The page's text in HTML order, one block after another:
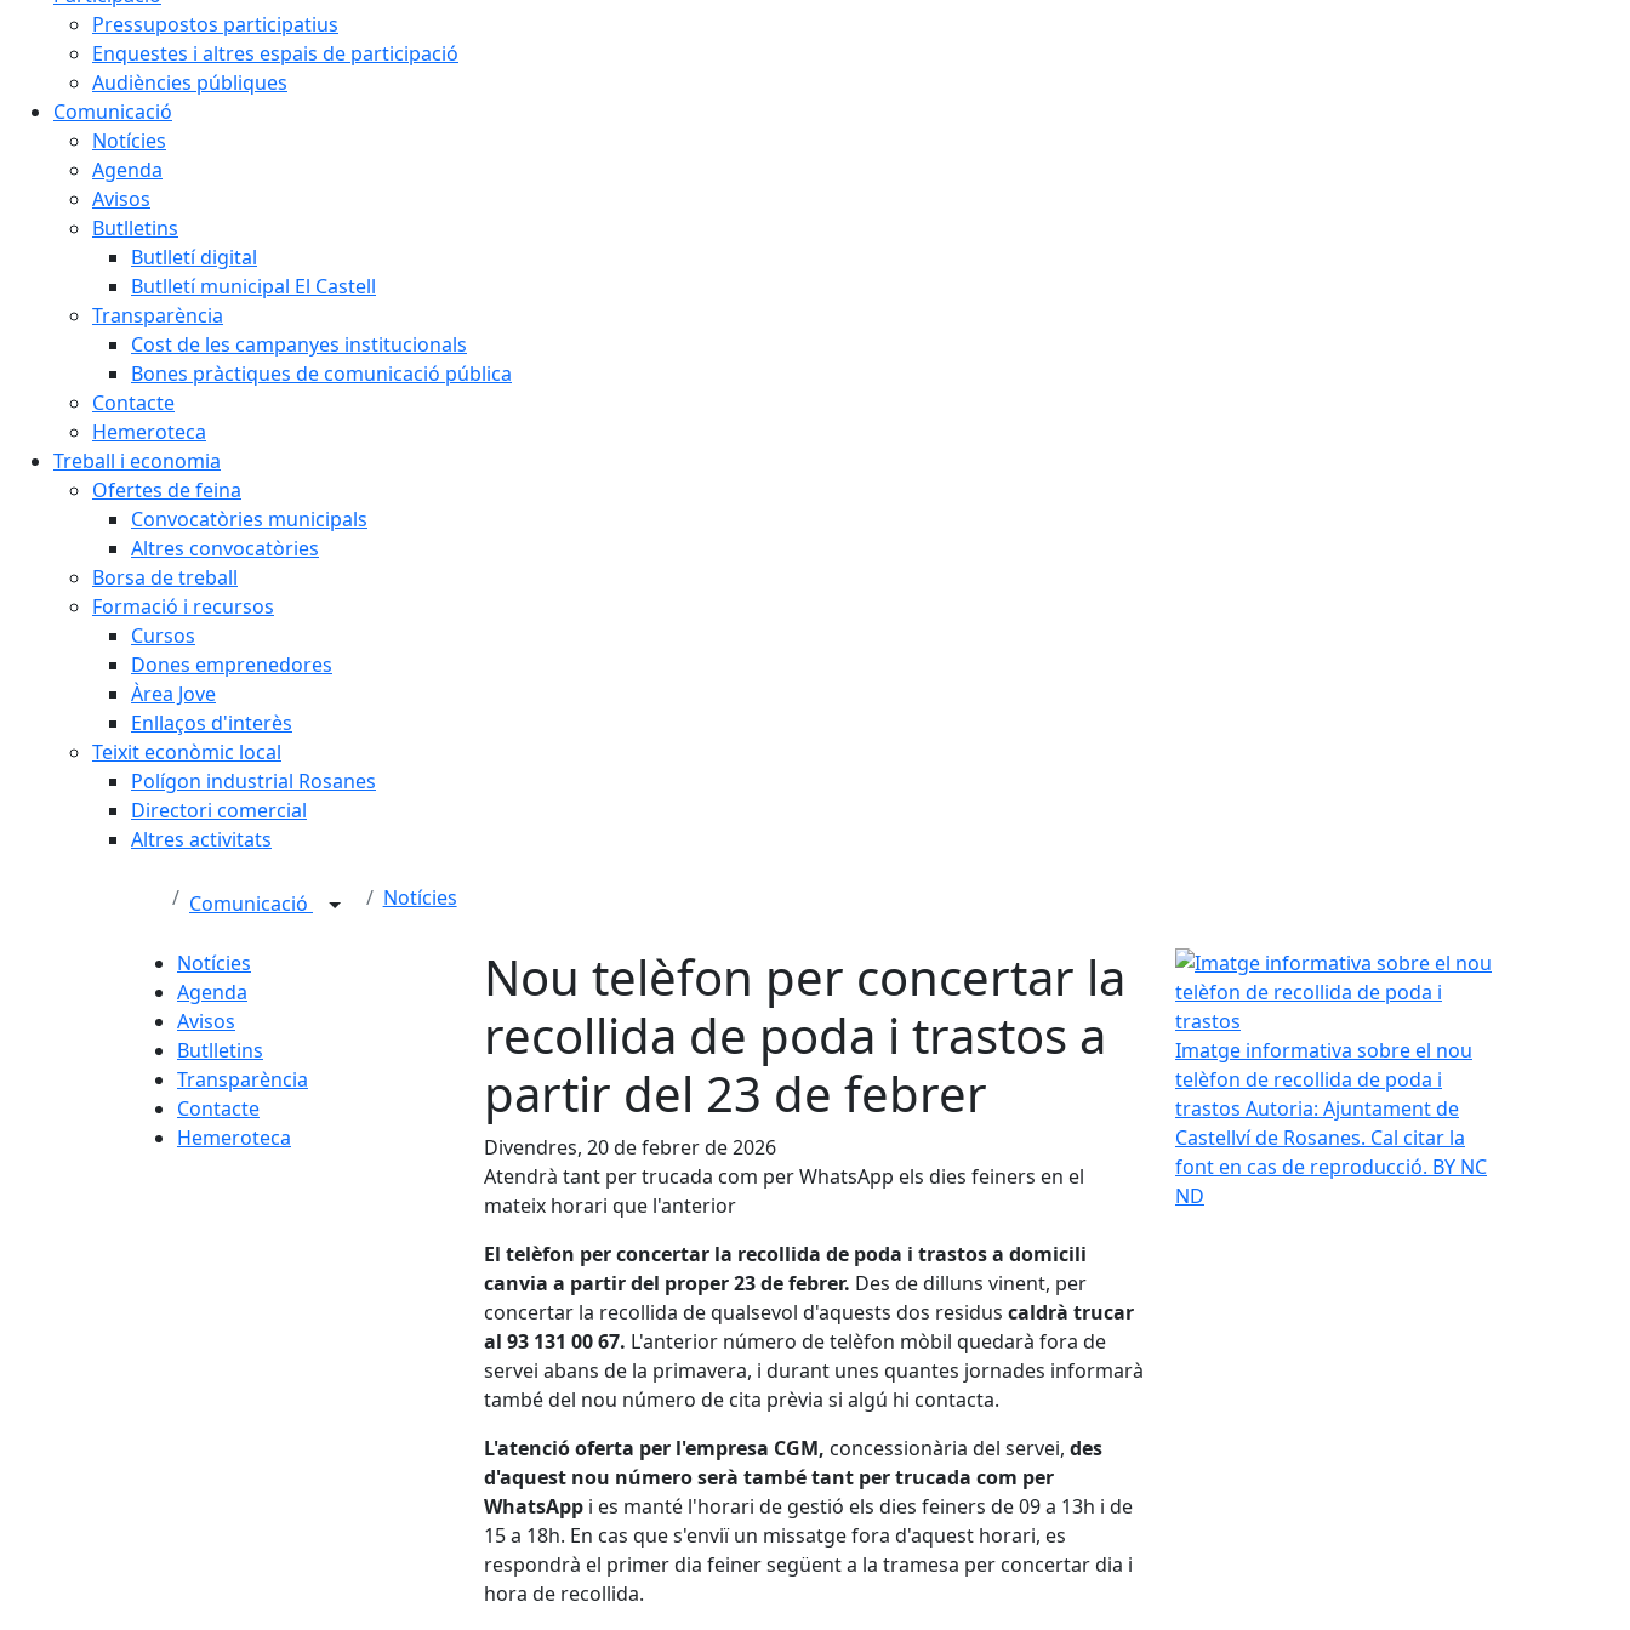
Pressupostos participatius
Enquestes i altres espais de participació
Audiències públiques
Comunicació
Notícies
Agenda
Avisos
Butlletins
Butlletí digital
Butlletí municipal El Castell
Transparència
Cost de les campanyes institucionals
Bones pràctiques de comunicació pública
Contacte
Hemeroteca
Treball i economia
Ofertes de feina
Convocatòries municipals
Altres convocatòries
Borsa de treball
Formació i recursos
Cursos
Dones emprenedores
Àrea Jove
Enllaços d'interès
Teixit econòmic local
Polígon industrial Rosanes
Directori comercial
Altres activitats
Comunicació Notícies
Notícies
Agenda
Avisos
Butlletins
Transparència
Contacte
Hemeroteca
Nou telèfon per concertar la
recollida de poda i trastos a
partir del 23 de febrer
Divendres, 20 de febrer de 2026
Atendrà tant per trucada com per WhatsApp els dies feiners en el
mateix horari que l'anterior
El telèfon per concertar la recollida de poda i trastos a domicili
canvia a partir del proper 23 de febrer. Des de dilluns vinent, per
concertar la recollida de qualsevol d'aquests dos residus caldrà trucar
al 93 131 00 67. L'anterior número de telèfon mòbil quedarà fora de
servei abans de la primavera, i durant unes quantes jornades informarà
també del nou número de cita prèvia si algú hi contacta.
L'atenció oferta per l'empresa CGM, concessionària del servei, des
d'aquest nou número serà també tant per trucada com per
WhatsApp i es manté l'horari de gestió els dies feiners de 09 a 13h i de
15 a 18h. En cas que s'enviï un missatge fora d'aquest horari, es
respondrà el primer dia feiner següent a la tramesa per concertar dia i
hora de recollida.
Imatge informativa sobre el nou telèfon de
Imatge informativa sobre el nou
telèfon de recollida de poda i
trastos Autoria: Ajuntament de
Castellví de Rosanes. Cal citar la
font en cas de reproducció. BY NC
ND